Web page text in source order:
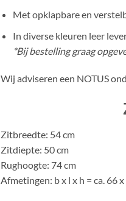
Met opklapbare en
In diverse kleuren leer
*Bij bestelling graag
Wij adviseren een NOTUS
Zitbreedte: 54 cm
Zitdiepte: 50 cm
Rughoogte: 74 cm
Afmetingen: b x l x h = ca. 66